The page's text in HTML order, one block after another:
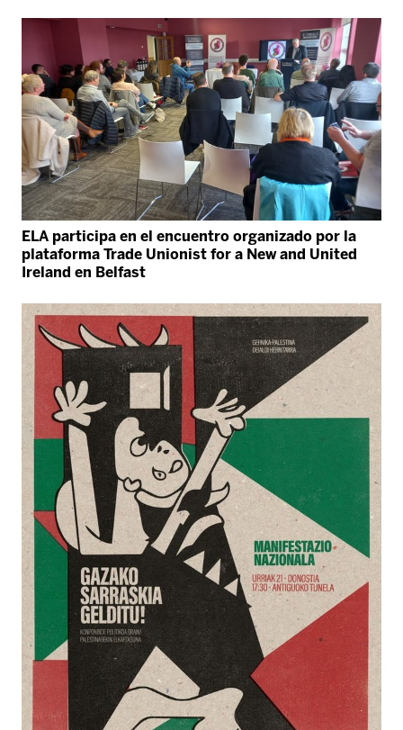
ELA participa en el encuentro organizado por la
plataforma Trade Unionist for a New and United
Ireland en Belfast